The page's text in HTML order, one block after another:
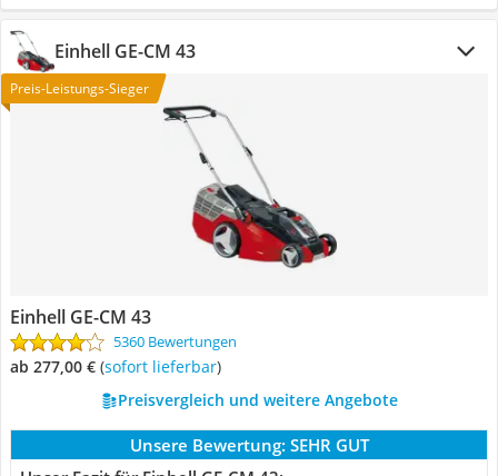
Einhell GE-CM 43
Preis-Leistungs-Sieger
Einhell GE-CM 43
5360 Bewertungen
ab 277,00 € ( Sofort lieferbar)
Preisvergleich und weitere Angebote
Unsere Bewertung: SEHR GUT